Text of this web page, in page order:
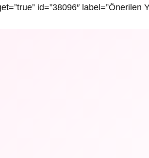
id=”38096″ label=”Önerilen